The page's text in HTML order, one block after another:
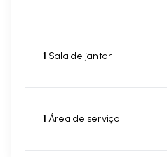
1 Sala de jantar
1 Área de serviço